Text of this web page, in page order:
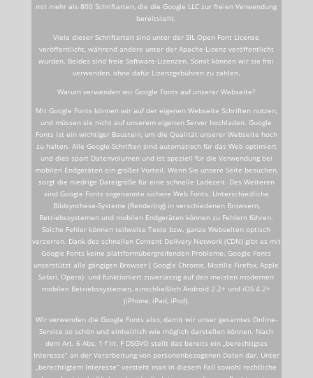
mit mehr als 800 Schriftarten, die die Google LLC zur freien Verwendung
bereitstellt.
Viele dieser Schriftarten sind unter der SIL Open Font License
veröffentlicht, während andere unter der Apache-Lizenz veröffentlicht
wurden. Beides sind freie Software-Lizenzen. Somit können wir sie frei
verwenden, ohne dafür Lizenzgebühren zu zahlen.
Warum verwenden wir Google Fonts auf unserer Webseite?
Mit Google Fonts können wir auf der eigenen Webseite Schriften nutzen,
und müssen sie nicht auf unserem eigenen Server hochladen. Google
Fonts ist ein wichtiger Baustein, um die Qualität unserer Webseite hoch
zu halten. Alle Google-Schriften sind automatisch für das Web optimiert
und dies spart Datenvolumen und ist speziell für die Verwendung bei
mobilen Endgeräten ein großer Vorteil. Wenn Sie unsere Seite besuchen,
sorgt die niedrige Dateigröße für eine schnelle Ladezeit. Des Weiteren
sind Google Fonts sogenannte sichere Web Fonts. Unterschiedliche
Bildsynthese-Systeme (Rendering) in verschiedenen Browsern,
Betriebssystemen und mobilen Endgeräten können zu Fehlern führen.
Solche Fehler können teilweise Texte bzw. ganze Webseiten optisch
verzerren. Dank des schnellen Content Delivery Network (CDN) gibt es mit
Google Fonts keine plattformübergreifenden Probleme. Google Fonts
unterstützt alle gängigen Browser ( Google Chrome, Mozilla Firefox, Apple
Safari, Opera) und funktioniert zuverlässig auf den meisten modernen
mobilen Betriebssystemen, einschließlich Android 2.2+ und iOS 4.2+
(iPhone, iPad, iPod).
Wir verwenden die Google Fonts also, damit wir unser gesamtes Online-
Service so schön und einheitlich wie möglich darstellen können. Nach
dem Art. 6 Abs. 1 f lit. F DSGVO stellt das bereits ein „berechtigtes
Interesse“ an der Verarbeitung von personenbezogenen Daten dar. Unter
„berechtigtem Interesse“ versteht man in diesem Fall sowohl rechtliche